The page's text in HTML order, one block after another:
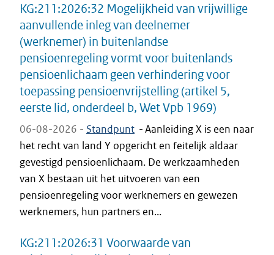
KG:211:2026:32 Mogelijkheid van vrijwillige
aanvullende inleg van deelnemer
(werknemer) in buitenlandse
pensioenregeling vormt voor buitenlands
pensioenlichaam geen verhindering voor
toepassing pensioenvrijstelling (artikel 5,
eerste lid, onderdeel b, Wet Vpb 1969)
06-08-2026 - Standpunt -Aanleiding X is een naar
het recht van land Y opgericht en feitelijk aldaar
gevestigd pensioenlichaam. De werkzaamheden
van X bestaan uit het uitvoeren van een
pensioenregeling voor werknemers en gewezen
werknemers, hun partners en...
KG:211:2026:31 Voorwaarde van